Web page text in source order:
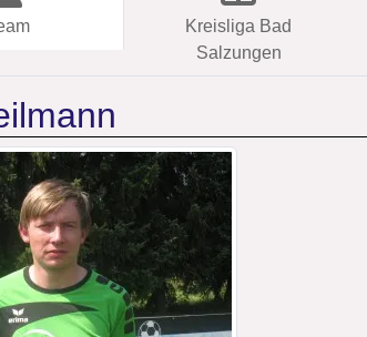
Kreisliga Bad
Salzungen